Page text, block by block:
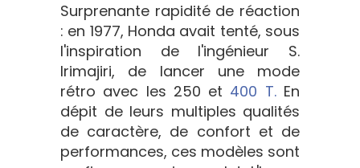
Surprenante rapidité de réaction
: en 1977, Honda avait tenté, sous
l'inspiration de l'ingénieur S.
Irimajiri, de lancer une mode
rétro avec les 250 et 400 T.En
dépit de leurs multiples qualités
de caractère, de confort et de
performances, ces modèles sont